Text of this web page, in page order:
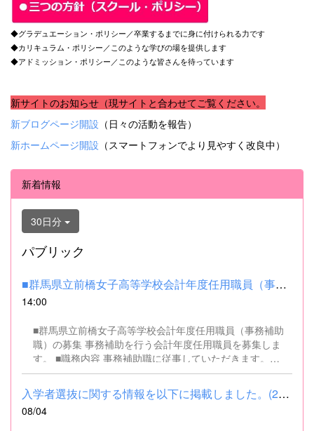
◆グラデュエーション・ポリシー／卒業するまでに身に付けられる力です
◆カリキュラム・ポリシー／このような学びの場を提供します
◆アドミッション・ポリシー／このような皆さんを待っています
新サイトのお知らせ（現サイトと合わせてご覧ください。
新ブログページ開設 （日々の活動を報告）
新ホームページ開設 （スマートフォンでより見やすく改良中）
新着情報
30日分
パブリック
■群馬県立前橋女子高等学校会計年度任用職員（事務補助職）の募集...
14:00
■群馬県立前橋女子高等学校会計年度任用職員（事務補助
職）の募集 事務補助を行う会計年度任用職員を募集しま
す。 ■職務内容 事務補助職に従事していただきます。
SSH（スーパーサイエンスハイスクール）事業にかかるパ
ソコンでの文書・資料作成、データ入力・整理事務、電話
対応、書類の整理、その他事務補助業務全般 ■募集人数 １
名 ■募集対象 以下の条件を満たしている方 基本的なパソコ
入学者選抜に関する情報を以下に掲載しました。(2026.8.4) ■令和...
08/04